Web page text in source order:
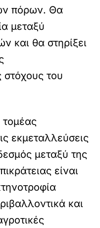
πόρων. Θα
μεταξύ
και θα στηρίξει
στόχους του
εκμεταλλεύσεις
μεταξύ της
είναι
και